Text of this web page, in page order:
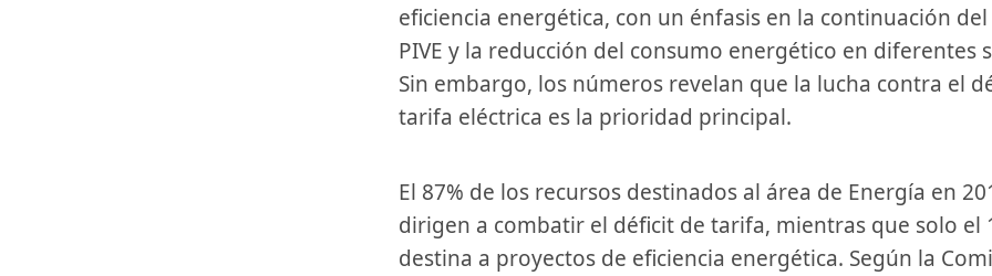
eficiencia energética, con un énfasis⁣ en ‌la continuación
PIVE ⁣y la reducción del consumo energético ⁣en diferentes
Sin embargo, los números revelan que la lucha contra el
tarifa eléctrica es la prioridad ⁢principal.
El 87% de⁣ los recursos destinados‌ al área de Energía en 2015 se
‍dirigen a combatir el déficit de tarifa, mientras que solo‌ el⁤
destina a proyectos ⁣de eficiencia ⁢energética. Según la⁣